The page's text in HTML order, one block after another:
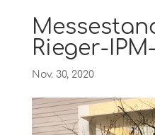
Rieger-
Nov. 30, 2020